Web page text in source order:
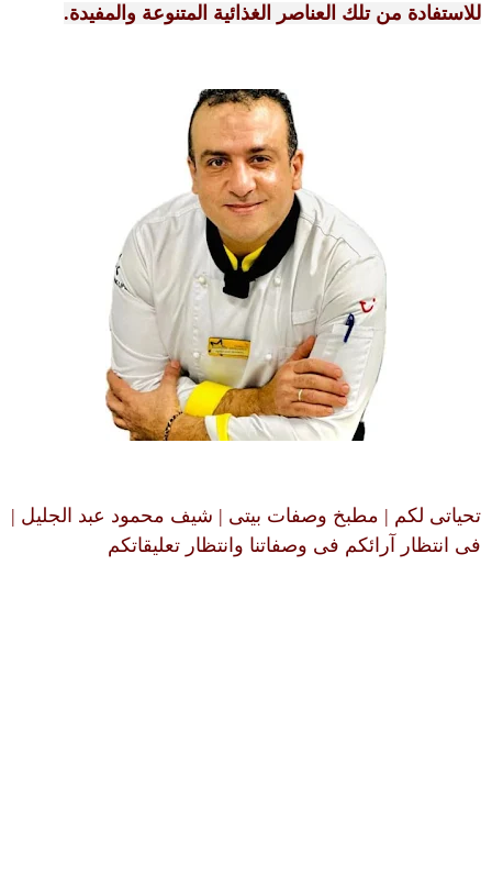
للاستفادة من تلك العناصر الغذائية المتنوعة والمفيدة.
تحياتى لكم | مطبخ وصفات بيتى | شيف محمود عبد الجليل |
فى انتظار آرائكم فى وصفاتنا وانتظار تعليقاتكم